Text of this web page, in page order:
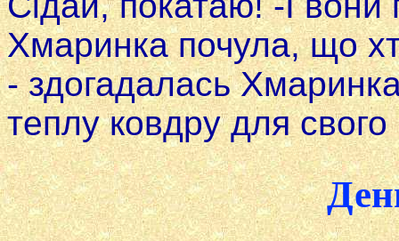
Хмаринка почула, що
- здогадалась
теплу ковдру для свого